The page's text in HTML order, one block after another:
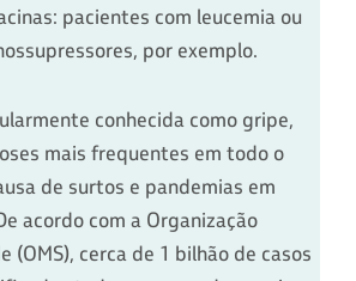
pacientes com leucemia ou
por exemplo.
conhecida como gripe,
mais frequentes em todo o
de surtos e pandemias em
acordo com a Organização
(OMS), cerca de 1 bilhão de casos